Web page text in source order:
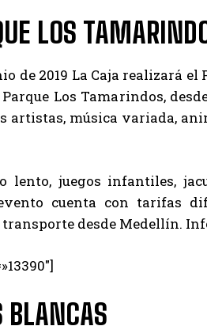
LOS
de 2019 La Caja realizará
Los Tamarindos,
música variada,
juegos infantiles,
cuenta con tarifas
desde Medellín.
BLANCAS